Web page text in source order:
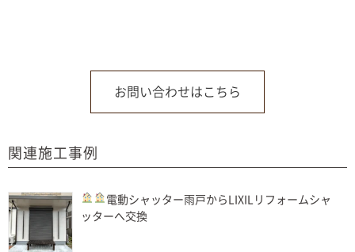
お問い合わせはこちら
関連施工事例
電動シャッター雨戸からLIXILリフォームシャ
ッターへ交換